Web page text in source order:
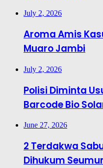
July 2, 2026
Aroma Amis
Muaro Jambi
July 2, 2026
Polisi Diminta
Barcode Bio
June 27, 2026
2 Terdakwa
Dihukum